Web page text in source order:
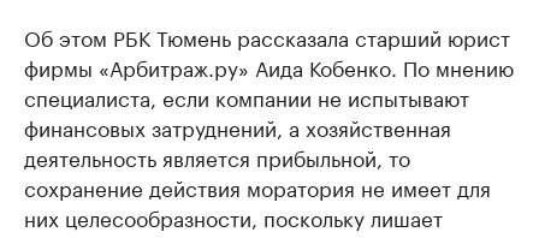
Об этом РБК Тюмень рассказала старший юрист
фирмы «Арбитраж.ру» Аида Кобенко. По мнению
специалиста, если компании не испытывают
финансовых затруднений, а хозяйственная
деятельность является прибыльной, то
сохранение действия моратория не имеет для
них целесообразности, поскольку лишает